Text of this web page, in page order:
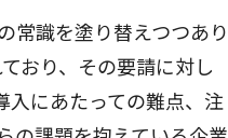
常識を塗り替えつつあり
おり、その要請に対し
入にあたっての難点、注